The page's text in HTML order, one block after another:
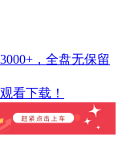
，全盘无保留
看下载！